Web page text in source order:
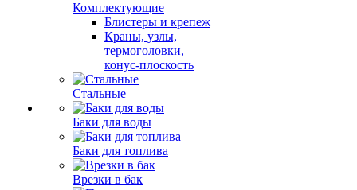
Комплектующие
Блистеры и крепеж
Краны, узлы,
термоголовки,
конус-плоскость
Стальные
Баки для воды
Баки для топлива
Врезки в бак